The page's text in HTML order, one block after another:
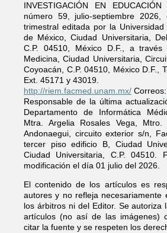
INVESTIGACIÓN EN
número 59, julio-septiembre 2026,
trimestral editada por la Universidad
de México, Ciudad Universitaria,
C.P. 04510, México D.F., a
Medicina, Ciudad Universitaria,
Coyoacán, C.P. 04510, México D.F.,
Ext. 45171 y 43019.
http://riem.facmed.unam.mx/ Correos:
Responsable de la última
Departamento de Informática
Mtra. Argelia Rosales Vega, Mtro.
Andonaegui, circuito exterior s/n,
tercer piso edificio B, Ciudad
Ciudad Universitaria, C.P. 04510.
modificación el día 01 julio del 2026.
El contenido de los artículos es
autores y no refleja necesariamente
los árbitros ni del Editor. Se autoriza
artículos (no así de las imágenes)
citar la fuente y se respeten los